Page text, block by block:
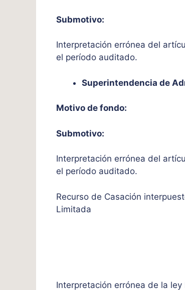
Submotivo:
Interpretación errónea del
el período auditado.
Superintendencia de
Motivo de fondo:
Submotivo:
Interpretación errónea del
el período auditado.
Recurso de Casación
Limitada
Interpretación errónea de la